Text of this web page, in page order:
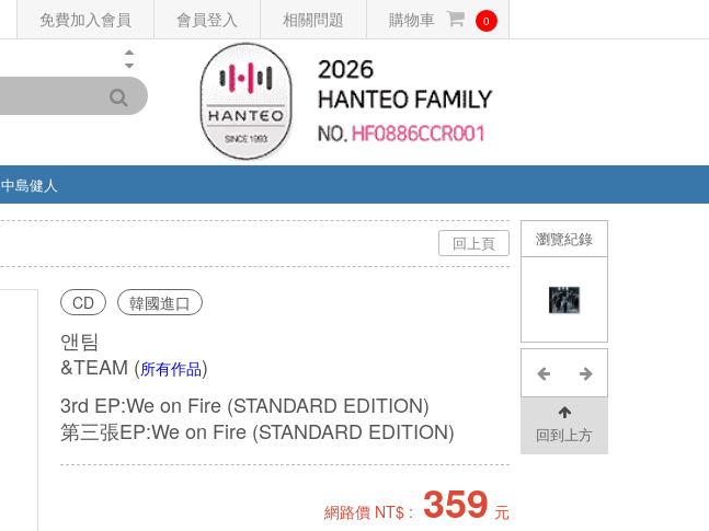
免費加入會員 會員登入 相關問題 購物車 0
中島健人
瀏覽紀錄
回到上方
回上頁
CD 韓國進口
앤팀
&TEAM (所有作品)
3rd EP:We on Fire (STANDARD EDITION)
第三張EP:We on Fire (STANDARD EDITION)
網路價 NT$ : 359 元